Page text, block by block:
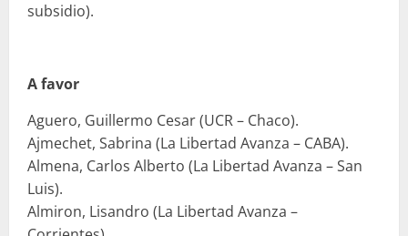
subsidio).
A favor
Aguero, Guillermo Cesar (UCR – Chaco).
Ajmechet, Sabrina (La Libertad Avanza – CABA).
Almena, Carlos Alberto (La Libertad Avanza – San
Luis).
Almiron, Lisandro (La Libertad Avanza –